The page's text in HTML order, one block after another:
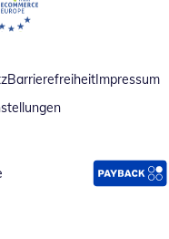
in neuem Fenster
BarrierefreiheitImpressum